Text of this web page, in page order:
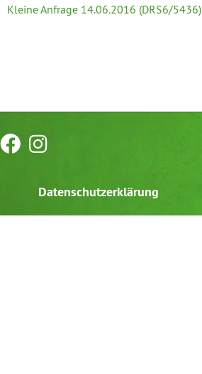
Kleine Anfrage 14.06.2016 (DRS6/5436)
Datenschutzerklärung